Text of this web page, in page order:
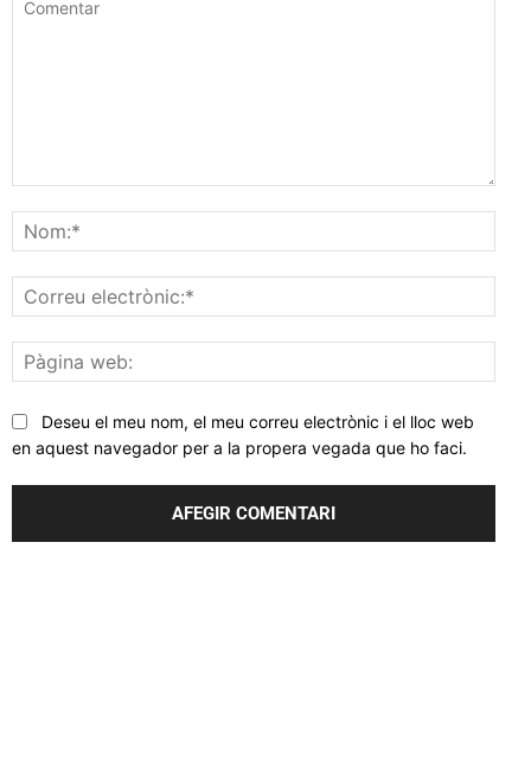
web:
Deseu el meu nom, el meu correu electrònic i el lloc web
en aquest navegador per a la propera vegada que ho faci.